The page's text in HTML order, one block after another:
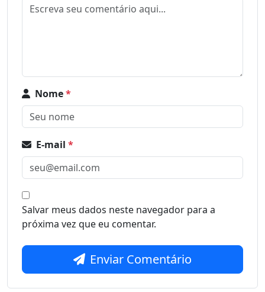
Nome*
E-mail *
Salvar meus dados neste navegador para a
próxima vez que eu comentar.
Enviar Comentário